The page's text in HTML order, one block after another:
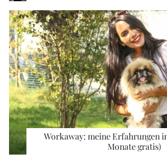
Workaway: meine Erfahrungen
Monate gratis)